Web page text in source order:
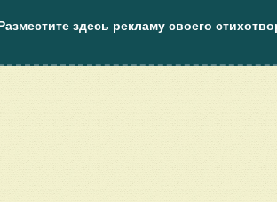
здесь рекламу своего